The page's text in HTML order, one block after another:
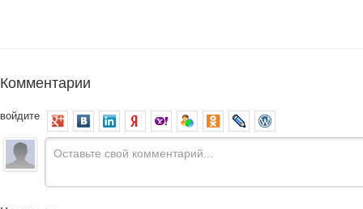
Комментарии
войдите